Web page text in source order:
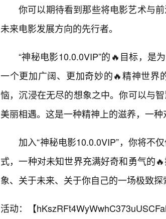
你可以期待看到那些将电影艺术与
未来电影发展方向的先行者。
“神秘电影10.0.0VIP”的🔥目标，是
一个更加广阔、更加奇妙的🔥精神世界
恼，沉浸在无尽的想象之中。你可以与
美丽相遇。这是一种精神上的滋养，一种
加入“神秘电影10.0.0VIP”，你将不
式，一种对未知世界充满好奇和勇气的
象、关于未来、关于你自己的一场极致探
活动：【